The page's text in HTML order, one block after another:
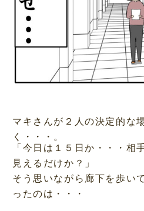
マキさんが２人の決定的な
く・・・。
「今日は１５日か・・・相
見えるだけか？」
そう思いながら廊下を歩い
ったのは・・・